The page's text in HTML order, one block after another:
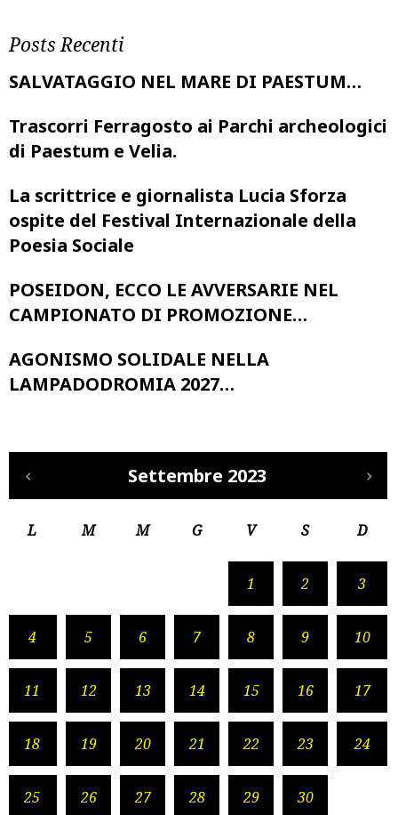
Posts Recenti
SALVATAGGIO NEL MARE DI PAESTUM…
Trascorri Ferragosto ai Parchi archeologici
di Paestum e Velia.
La scrittrice e giornalista Lucia Sforza
ospite del Festival Internazionale della
Poesia Sociale
POSEIDON, ECCO LE AVVERSARIE NEL
CAMPIONATO DI PROMOZIONE…
AGONISMO SOLIDALE NELLA
LAMPADODROMIA 2027…
Settembre 2023
L M M G V S D
1 2 3
4 5 6 7 8 9 10
11 12 13 14 15 16 17
18 19 20 21 22 23 24
25 26 27 28 29 30